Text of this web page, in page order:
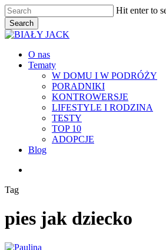
Skip
to
main
content
Hit enter to
Search
Close
Menu
O nas
Tematy
W DOMU I W PODRÓŻY
PORADNIKI
KONTROWERSJE
LIFESTYLE I RODZINA
TESTY
TOP 10
ADOPCJE
Blog
Tag
pies jak dziecko